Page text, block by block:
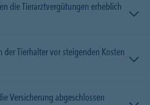
die Tierarztvergütungen erheblich
der Tierhalter vor steigenden Kosten
Versicherung abgeschlossen